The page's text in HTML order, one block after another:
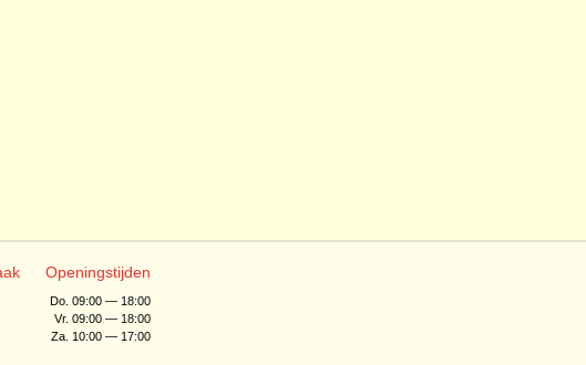
Openingstijden
Do. 09:00 — 18:00
Vr. 09:00 — 18:00
Za. 10:00 — 17:00